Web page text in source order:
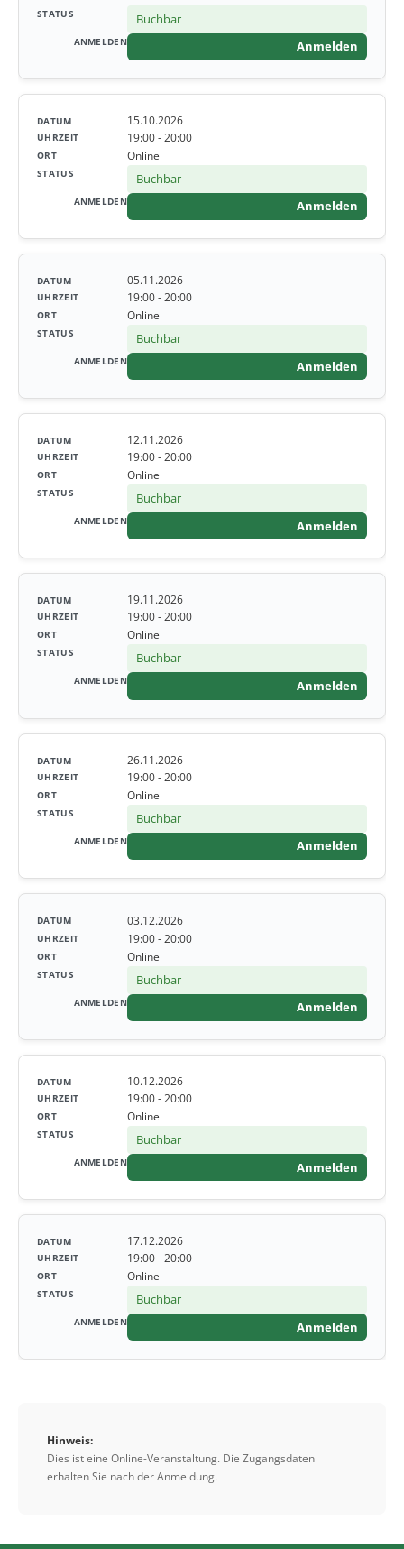
Buchbar
Anmelden
15.10.2026
19:00 - 20:00
Online
Buchbar
Anmelden
05.11.2026
19:00 - 20:00
Online
Buchbar
Anmelden
12.11.2026
19:00 - 20:00
Online
Buchbar
Anmelden
19.11.2026
19:00 - 20:00
Online
Buchbar
Anmelden
26.11.2026
19:00 - 20:00
Online
Buchbar
Anmelden
03.12.2026
19:00 - 20:00
Online
Buchbar
Anmelden
10.12.2026
19:00 - 20:00
Online
Buchbar
Anmelden
17.12.2026
19:00 - 20:00
Online
Buchbar
Anmelden
Hinweis:
Dies ist eine Online-Veranstaltung. Die Zugangsdaten
erhalten Sie nach der Anmeldung.